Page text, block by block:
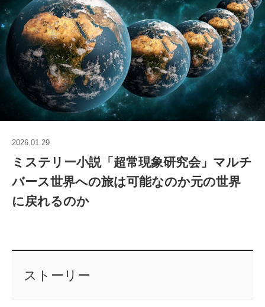
2026.01.29
ミステリー小説「超常現象研究会」マルチ
バース世界への旅は可能なのか元の世界
に戻れるのか
ストーリー